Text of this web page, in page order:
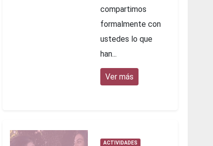
compartimos
formalmente con
ustedes lo que
han...
Ver más
ACTIVIDADES